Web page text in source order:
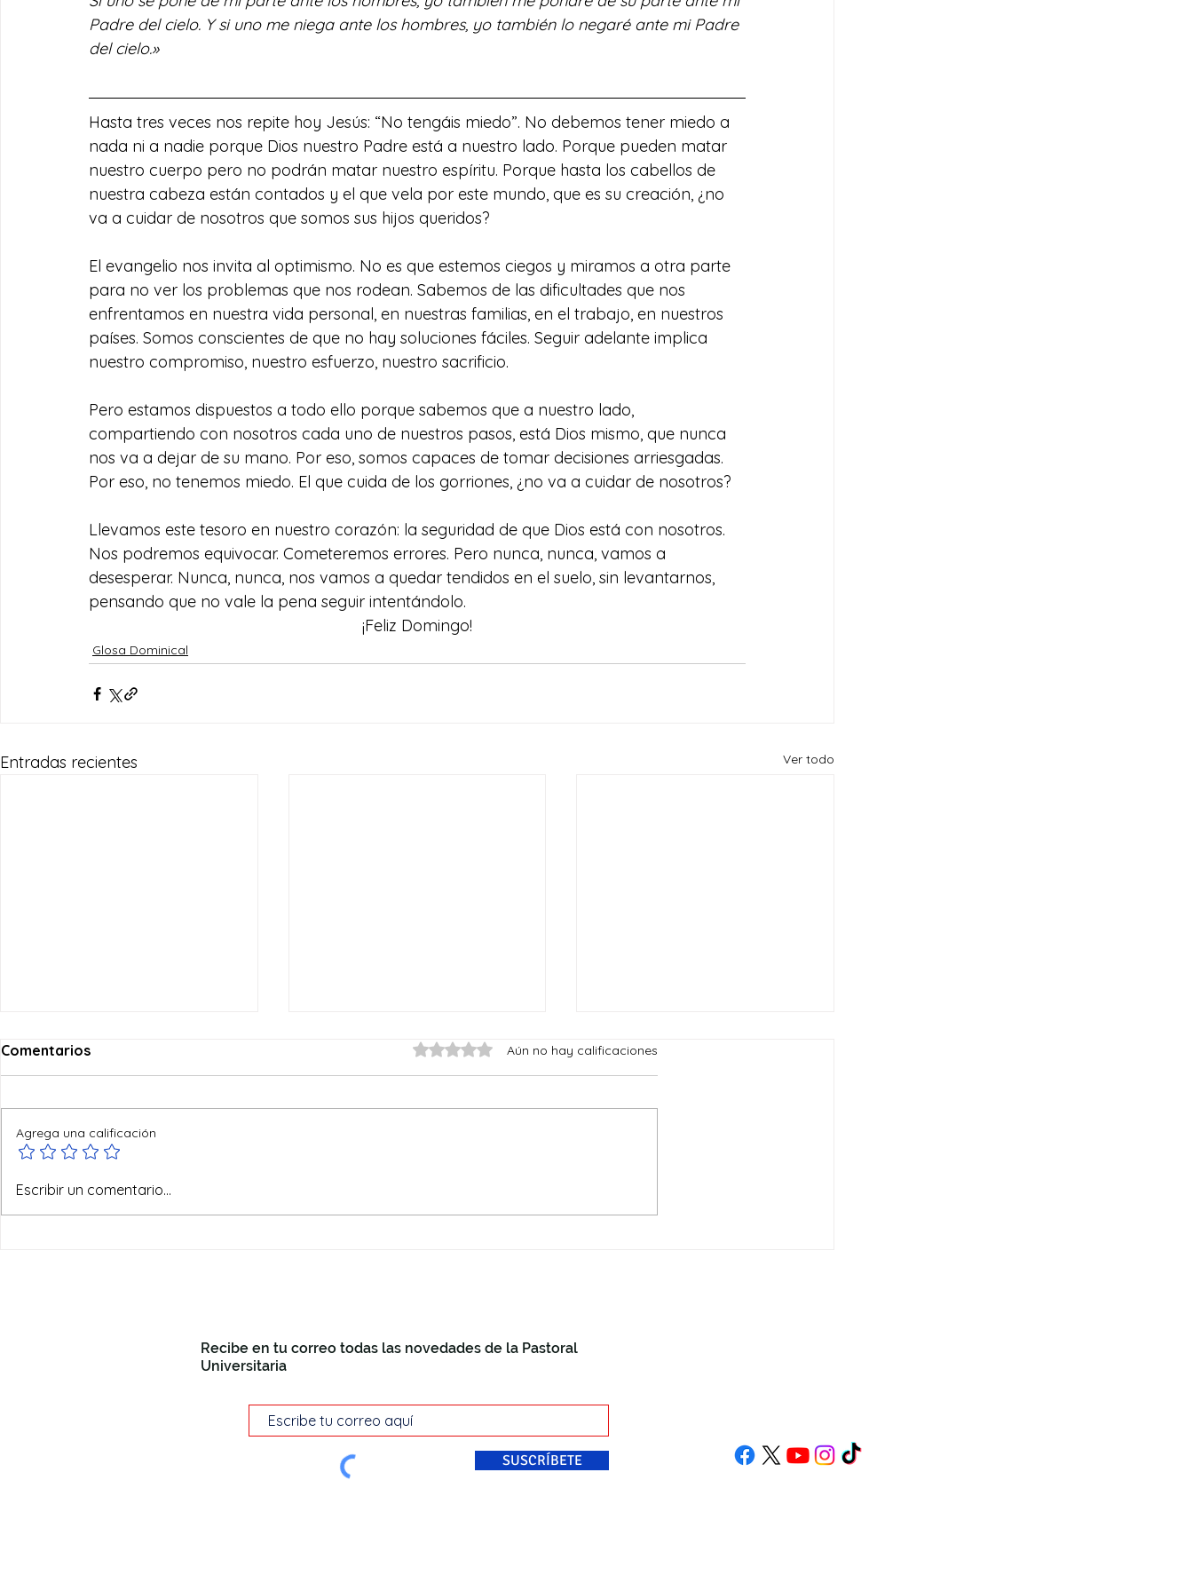
Padre del cielo. Y si uno me niega ante los hombres, yo también lo negaré ante mi Padre
del cielo.»
Hasta tres veces nos repite hoy Jesús: “No tengáis miedo”. No debemos tener miedo a
nada ni a nadie porque Dios nuestro Padre está a nuestro lado. Porque pueden matar
nuestro cuerpo pero no podrán matar nuestro espíritu. Porque hasta los cabellos de
nuestra cabeza están contados y el que vela por este mundo, que es su creación, ¿no
va a cuidar de nosotros que somos sus hijos queridos?
El evangelio nos invita al optimismo. No es que estemos ciegos y miramos a otra parte
para no ver los problemas que nos rodean. Sabemos de las dificultades que nos
enfrentamos en nuestra vida personal, en nuestras familias, en el trabajo, en nuestros
países. Somos conscientes de que no hay soluciones fáciles. Seguir adelante implica
nuestro compromiso, nuestro esfuerzo, nuestro sacrificio.
Pero estamos dispuestos a todo ello porque sabemos que a nuestro lado,
compartiendo con nosotros cada uno de nuestros pasos, está Dios mismo, que nunca
nos va a dejar de su mano. Por eso, somos capaces de tomar decisiones arriesgadas.
Por eso, no tenemos miedo. El que cuida de los gorriones, ¿no va a cuidar de nosotros?
Llevamos este tesoro en nuestro corazón: la seguridad de que Dios está con nosotros.
Nos podremos equivocar. Cometeremos errores. Pero nunca, nunca, vamos a
desesperar. Nunca, nunca, nos vamos a quedar tendidos en el suelo, sin levantarnos,
pensando que no vale la pena seguir intentándolo.
¡Feliz Domingo!
Glosa Dominical
Entradas recientes Ver todo
Ofertas de verano
Comentarios Obtuvo 0 de 5 estrellas.
Aún no hay calificaciones
Agrega una calificación
Escribir un comentario...
Recibe en tu correo todas las novedades de la Pastoral
Universitaria
SUSCRÍBETE